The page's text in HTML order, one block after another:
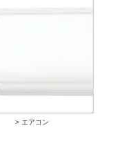
> エアコン